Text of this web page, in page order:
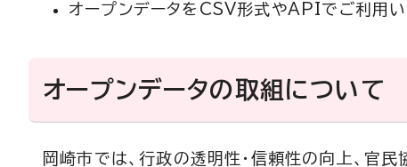
オープンデータをCSV形式やAPIでご利用い
オープンデータの取組について
岡崎市では、行政の透明性・信頼性の向上、官